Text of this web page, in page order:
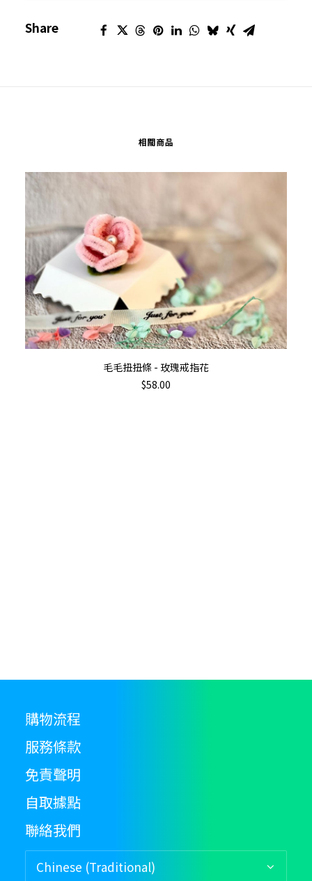
愛
Share
相關商品
加入購物車
毛毛扭扭條 - 玫瑰戒指花
$58.00
購物流程
服務條款
免責聲明
自取據點
聯絡我們